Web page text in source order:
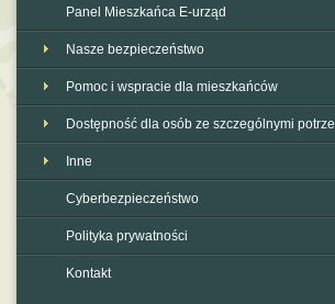
Panel Mieszkańca E-urząd
Nasze bezpieczeństwo
Pomoc i wspracie dla mieszkańców
Dostępność dla osób ze szczególnymi
Inne
Cyberbezpieczeństwo
Polityka prywatności
Kontakt